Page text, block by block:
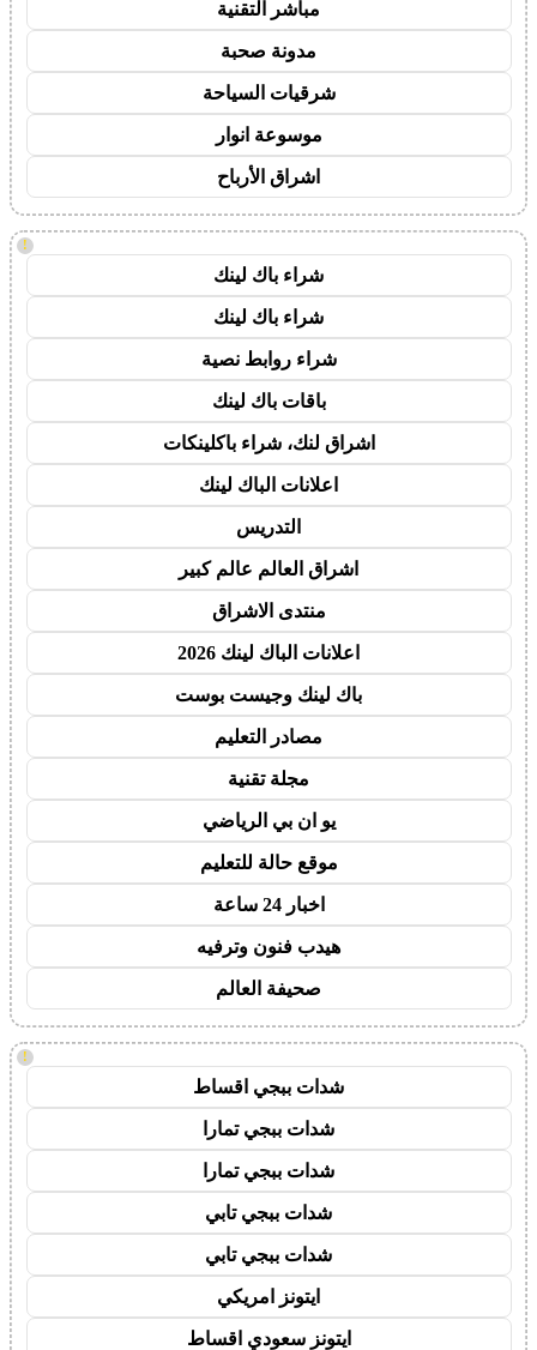
مباشر التقنية
مدونة صحبة
شرقيات السياحة
موسوعة انوار
اشراق الأرباح
!
شراء باك لينك
شراء باك لينك
شراء روابط نصية
باقات باك لينك
اشراق لنك، شراء باكلينكات
اعلانات الباك لينك
التدريس
اشراق العالم عالم كبير
منتدى الاشراق
اعلانات الباك لينك 2026
باك لينك وجيست بوست
مصادر التعليم
مجلة تقنية
يو ان بي الرياضي
موقع حالة للتعليم
اخبار 24 ساعة
هيدب فنون وترفيه
صحيفة العالم
!
شدات ببجي اقساط
شدات ببجي تمارا
شدات ببجي تمارا
شدات ببجي تابي
شدات ببجي تابي
ايتونز امريكي
ايتونز سعودي اقساط